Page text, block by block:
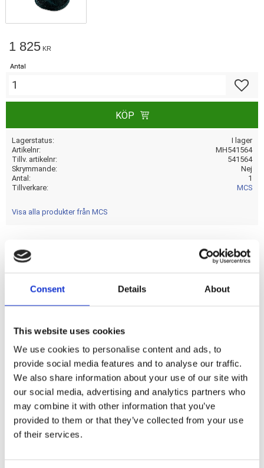
Consent Details About
This website uses cookies
We use cookies to personalise content and ads, to
provide social media features and to analyse our traffic.
We also share information about your use of our site with
our social media, advertising and analytics partners who
may combine it with other information that you’ve
provided to them or that they’ve collected from your use
of their services.
1 825 KR
Antal
KÖP
Lagerstatus
I lager
Artikelnr
MH541564
Tillv. artikelnr
541564
Skrymmande
Nej
Antal
1
Tillverkare
MCS
Visa alla produkter från MCS
Universal and secure fit to all stock 1/2"; 5/8" or 3/4" tubing
basket and chrome holder.
Dela med dig
F
a
c
e
b
o
o
k
Omdömen
Du